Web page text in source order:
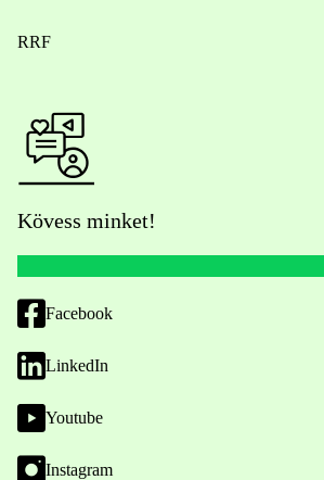
RRF
Kövess minket!
Facebook
LinkedIn
Youtube
Instagram